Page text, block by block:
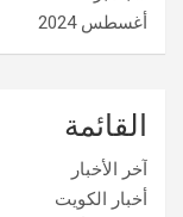
أغسطس 2024
القائمة
آخر الأخبار
أخبار الكويت